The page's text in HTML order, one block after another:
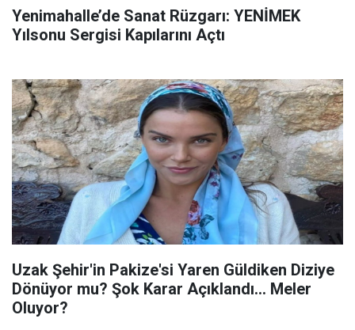
Yenimahalle’de Sanat Rüzgarı: YENİMEK
Yılsonu Sergisi Kapılarını Açtı
Uzak Şehir'in Pakize'si Yaren Güldiken Diziye
Dönüyor mu? Şok Karar Açıklandı... Meler
Oluyor?